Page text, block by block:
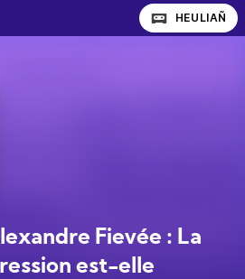
HEULIAÑ
Fievée : La
est-elle